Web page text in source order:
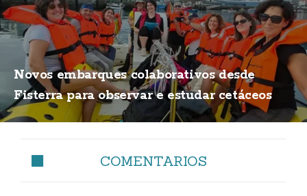
Novos embarques colaborativos desde
Fisterra para observar e estudar cetáceos
COMENTARIOS